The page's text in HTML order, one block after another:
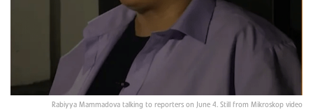
Rabiyya Mammadova talking to reporters on June 4. Still from Mikroskop video